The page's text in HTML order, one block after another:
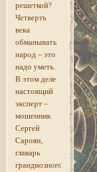
решеткой?
Четверть
века
обманывать
народ – это
надо уметь.
В этом деле
настоящий
эксперт –
мошенник
Сергей
Сароян,
главарь
грандиозного